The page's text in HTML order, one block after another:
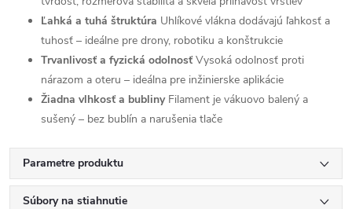
Ľahká a tuhá štruktúra Uhlíkové vlákna dodávajú ľahkosť a
tuhosť – ideálne pre drony, robotiku a konštrukcie
Trvanlivosť a fyzická odolnosť Vysoká odolnosť proti
nárazom a oteru – ideálna pre inžinierske aplikácie
Žiadna vlhkosť a bublinyFilament je vákuovo balený a
sušený – bez bublín a narušenia tlače
Parametre produktu
Súbory na stiahnutie